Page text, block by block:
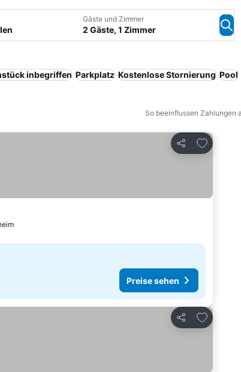
Gäste und Zimmer
2 Gäste, 1 Zimmer
inbegriffen Parkplatz Kostenlose Stornierung Pool
So beeinflussen Zahlungen
Teilen
Zu
Preise sehen
Teilen
Zu